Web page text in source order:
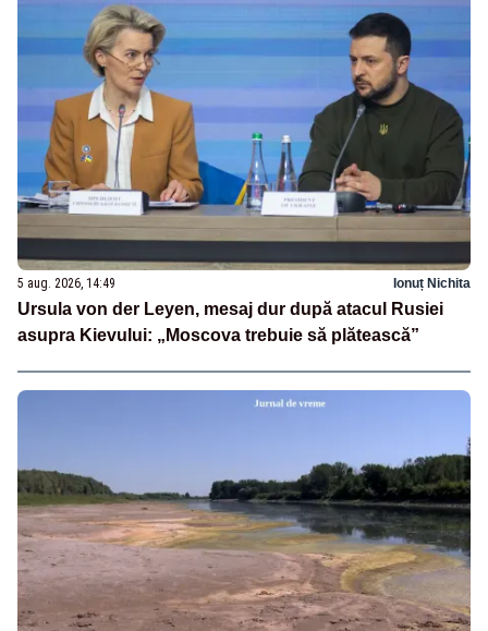
5 aug. 2026, 14:49 Ionuț Nichita
Ursula von der Leyen, mesaj dur după atacul Rusiei
asupra Kievului: „Moscova trebuie să plătească”